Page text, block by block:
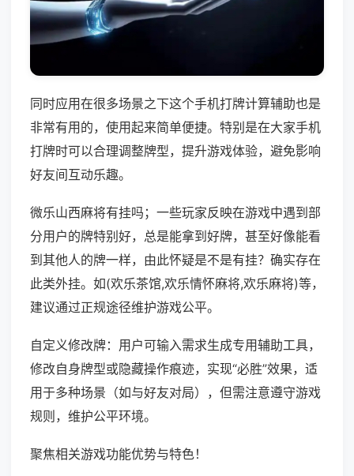
同时应用在很多场景之下这个手机打牌计算辅助也是
非常有用的，使用起来简单便捷。特别是在大家手机
打牌时可以合理调整牌型，提升游戏体验，避免影响
好友间互动乐趣。
微乐山西麻将有挂吗；一些玩家反映在游戏中遇到部
分用户的牌特别好，总是能拿到好牌，甚至好像能看
到其他人的牌一样，由此怀疑是不是有挂？确实存在
此类外挂。如(欢乐茶馆,欢乐情怀麻将,欢乐麻将)等，
建议通过正规途径维护游戏公平。
自定义修改牌：用户可输入需求生成专用辅助工具，
修改自身牌型或隐藏操作痕迹，实现“必胜”效果，适
用于多种场景（如与好友对局），但需注意遵守游戏
规则，维护公平环境。
聚焦相关游戏功能优势与特色！